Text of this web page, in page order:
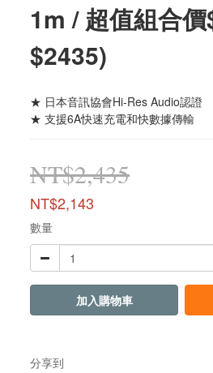
1m / 超值組合
$2435)
★ 日本音訊協會Hi-Res Audio認證
★ 支援6A快速充電和快數據傳輸
NT$2,435
NT$2,143
數量
加入購物車
分享到